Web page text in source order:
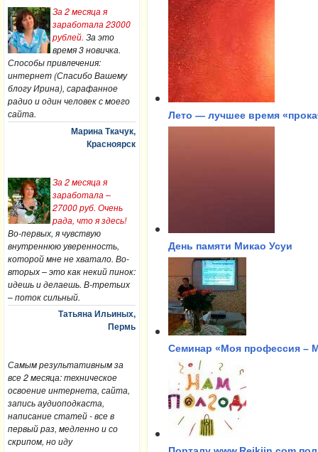
За 2 месяца я
заработала 23000
рублей. За это
время 3 новичка.
Способы привлечения:
интернет (Спасибо Вашему
блогу Ирина), сарафанное
радио и один человек с моего
сайта.
Марина Ткачук,
Красноярск
За 2 месяца я
заработала –
27000 руб. Очень
рада, что я здесь!
Во-первых, я чувствую
внутреннюю уверенность,
которой мне не хватало. Во-
вторых – это как некий пинок:
идешь и делаешь. В-третьих
– поток сильный.
Татьяна Ильиных,
Пермь
Самым результативным за
все 2 месяца: техническое
освоение интернета, сайта,
запись аудиоподкаста,
написание статей - все в
первый раз, медленно и со
скрипом, но иду
Лето — лучшее время
День памяти Микао Усуи
Семинар «Моя профессия –